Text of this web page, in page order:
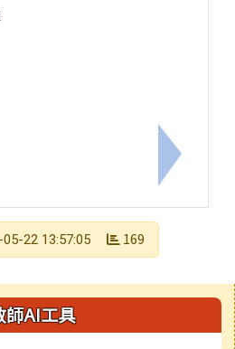
文教基⾦會辦理「品格實踐家庭營
下一筆：
22 13:57:05 169
師AI工具